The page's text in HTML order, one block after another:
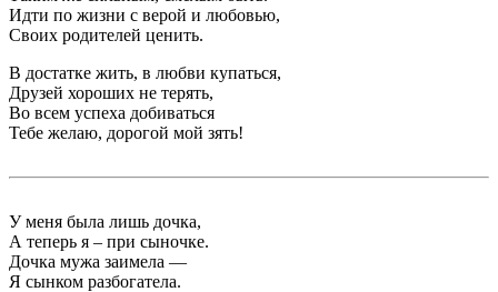
Идти по жизни с верой и любовью,
Своих родителей ценить.
В достатке жить, в любви купаться,
Друзей хороших не терять,
Во всем успеха добиваться
Тебе желаю, дорогой мой зять!
У меня была лишь дочка,
А теперь я – при сыночке.
Дочка мужа заимела —
Я сынком разбогатела.